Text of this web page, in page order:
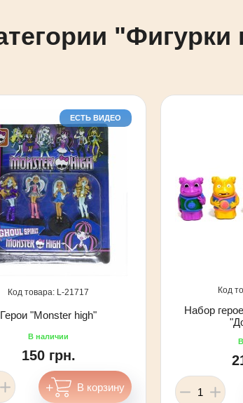
"Фигурки
ЕСТЬ ВИДЕО
21717
Герои "Monster high"
150 грн.
Набор